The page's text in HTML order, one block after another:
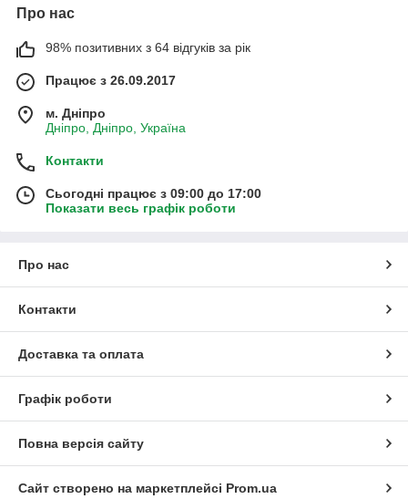
Про нас
98% позитивних з 64 відгуків за рік
Працює з 26.09.2017
м. Дніпро
Дніпро, Дніпро, Україна
Контакти
Сьогодні працює з 09:00 до 17:00
Показати весь графік роботи
Про нас
Контакти
Доставка та оплата
Графік роботи
Повна версія сайту
Сайт створено на маркетплейсі Prom.ua